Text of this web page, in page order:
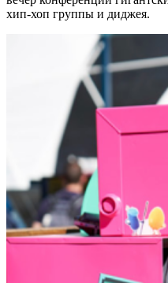
хип-хоп группы и диджея.